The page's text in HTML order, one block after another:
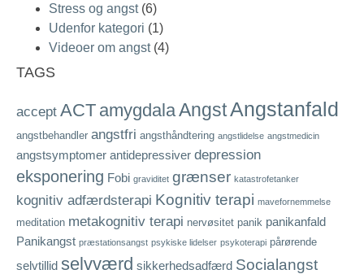
Stress og angst(6)
Udenfor kategori (1)
Videoer om angst(4)
TAGS
accept ACT amygdalaAngstAngstanfald
angstbehandler angstfri angsthåndtering angstlidelse angstmedicin
angstsymptomer antidepressiver depression
eksponering Fobi graviditet grænser katastrofetanker
kognitiv adfærdsterapi Kognitiv terapi mavefornemmelse
meditation metakognitiv terapi nervøsitet panik panikanfald
Panikangst præstationsangst psykiske lidelser psykoterapi pårørende
selvtillid selvværd sikkerhedsadfærd Socialangst